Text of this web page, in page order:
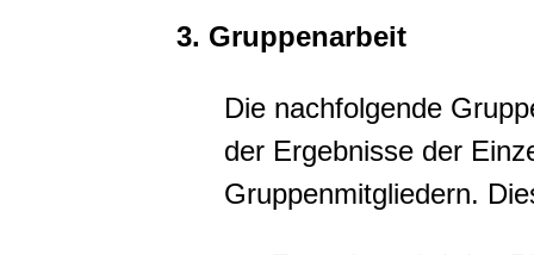
3. Gruppenarbeit
Die nachfolgende
der Ergebnisse der
Gruppenmitgliedern.